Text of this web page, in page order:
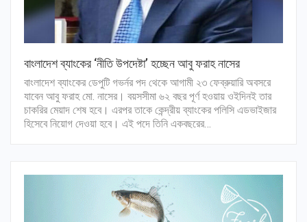
বাংলাদেশ ব্যাংকের ‘নীতি উপদেষ্টা’ হচ্ছেন আবু ফরাহ নাসের
বাংলাদেশ ব্যাংকের ডেপুটি গভর্নর পদ থেকে আগামী ২৩ ফেব্রুয়ারি অবসরে
যাবেন আবু ফরাহ মো. নাসের। বয়সসীমা ৬২ বছর পূর্ণ হওয়ায় ওইদিনই তার
চাকরির মেয়াদ শেষ হবে। এরপর তাকে কেন্দ্রীয় ব্যাংকের পলিসি এডভাইজার
হিসেবে নিয়োগ দেওয়া হবে। এই পদে তিনি একবছরের…